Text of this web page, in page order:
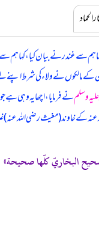
الحماد
ہم سے غندر نے بیان کیا، کہا
کے مالکوں نے ولاء کی شرط اپنے
وسلمنے فرمایا، اچھا یہ وہی ہے
عنہ کے خاوند (مغیث رضی اللہ
البخاريّ كلّها صحيحة»